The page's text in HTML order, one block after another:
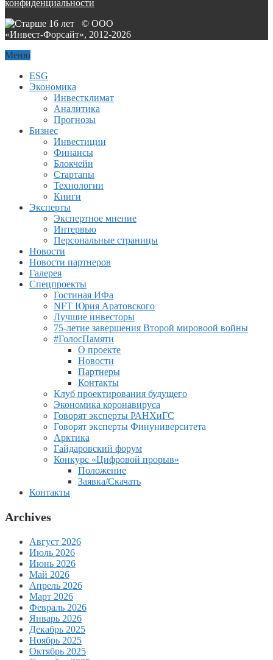
конфиденциальности
© ООО
«Инвест-Форсайт», 2012-2026
Меню
ESG
Экономика
Инвестклимат
Аналитика
Прогнозы
Бизнес
Инвестиции
Финансы
Блокчейн
Стартапы
Технологии
Книги
Эксперты
Экспертное мнение
Интервью
Персональные страницы
Новости
Новости партнеров
Галерея
Спецпроекты
Гостиная ИФа
NFT Юрия Аратовского
Лучшие инвесторы
75-летие завершения Второй мировоой войны
#ГолосПамяти
О проекте
Новости
Партнеры
Контакты
Клуб проектирования будущего
Экономика коронавируса
Говорят эксперты РАНХиГС
Говорят эксперты Финуниверситета
Арктика
Гайдаровский форум
Конкурс «Цифровой прорыв»
Положение
Заявка/Скачать
Контакты
Archives
Август 2026
Июль 2026
Июнь 2026
Май 2026
Апрель 2026
Март 2026
Февраль 2026
Январь 2026
Декабрь 2025
Ноябрь 2025
Октябрь 2025